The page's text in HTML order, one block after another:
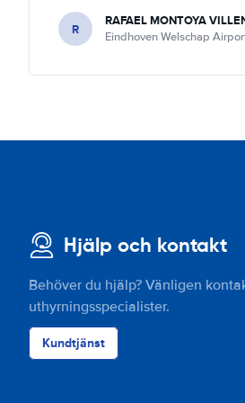
R RAFAEL MONTOYA
Eindhoven Welschap
Hjälp och kontakt
Behöver du hjälp? Vänligen
uthyrningsspecialister.
Kundtjänst